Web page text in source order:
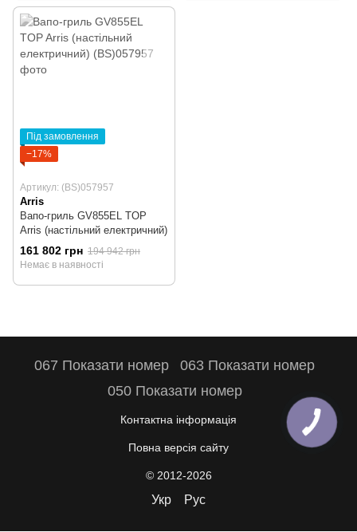
Під замовлення
−17%
Артикул: (BS)057957
Arris
Вапо-гриль GV855EL TOP
Arris (настільний електричний)
161 802 грн 194 942 грн
Немає в наявності
067 Показати номер
063 Показати номер
050 Показати номер
Контактна інформація
Повна версія сайту
© 2012-2026
Укр Рус